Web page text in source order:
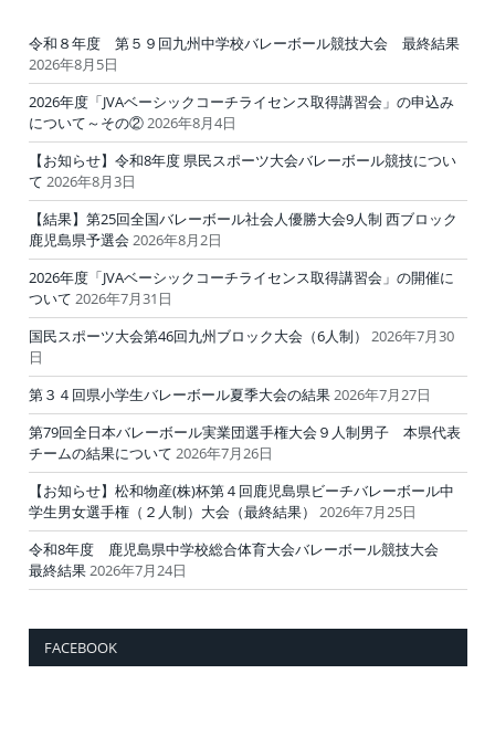
令和８年度 第５９回九州中学校バレーボール競技大会 最終結果
2026年8月5日
2026年度「JVAベーシックコーチライセンス取得講習会」の申込み
について～その②2026年8月4日
【お知らせ】令和8年度 県民スポーツ大会バレーボール競技につい
て 2026年8月3日
【結果】第25回全国バレーボール社会人優勝大会9人制 西ブロック
鹿児島県予選会 2026年8月2日
2026年度「JVAベーシックコーチライセンス取得講習会」の開催に
ついて 2026年7月31日
国民スポーツ大会第46回九州ブロック大会（6人制）
2026年7月30
日
第３４回県小学生バレーボール夏季大会の結果2026年7月27日
第79回全日本バレーボール実業団選手権大会９人制男子 本県代表
チームの結果について 2026年7月26日
【お知らせ】松和物産(株)杯第４回鹿児島県ビーチバレーボール中
学生男女選手権（２人制）大会（最終結果）
2026年7月25日
令和8年度 鹿児島県中学校総合体育大会バレーボール競技大会
最終結果2026年7月24日
FACEBOOK